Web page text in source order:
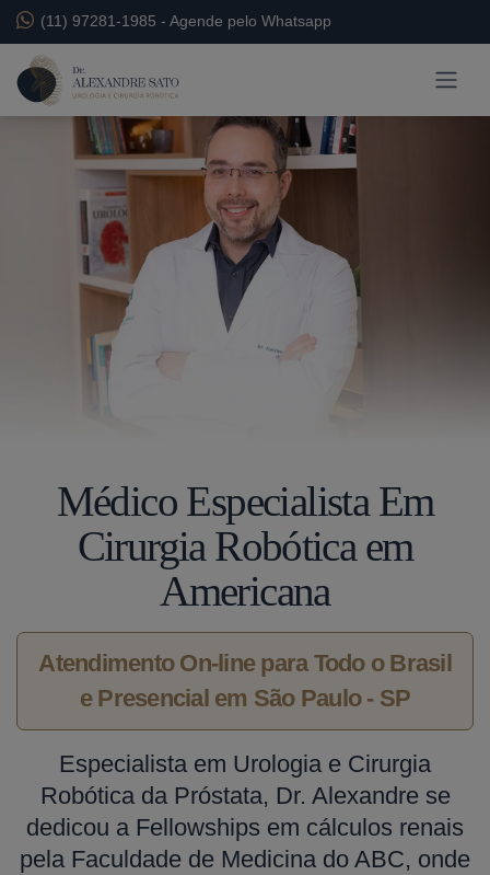
(11) 97281-1985 - Agende pelo Whatsapp
Médico Especialista Em
Cirurgia Robótica em
Americana
Atendimento On-line para Todo o Brasil
e Presencial em São Paulo - SP
Especialista em Urologia e Cirurgia
Robótica da Próstata, Dr. Alexandre se
dedicou a Fellowships em cálculos renais
pela Faculdade de Medicina do ABC, onde